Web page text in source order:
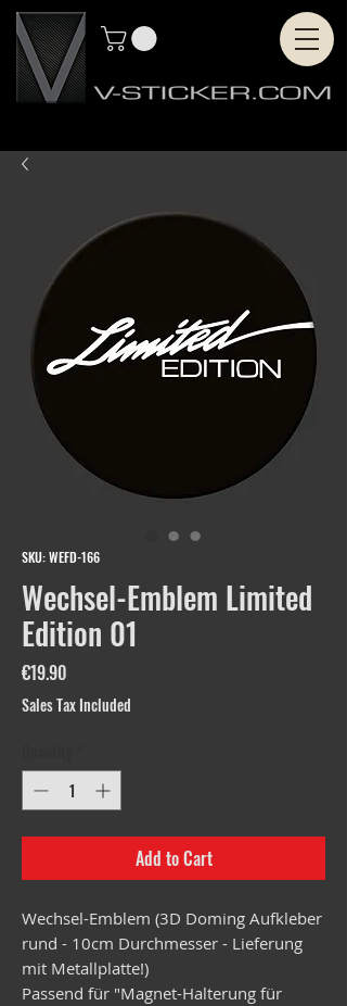
SKU: WEFD-166
Wechsel-Emblem Limited
Edition 01
€19.90
Sales Tax Included
Add to Cart
Wechsel-Emblem (3D Doming Aufkleber
rund - 10cm Durchmesser - Lieferung
mit Metallplatte!)
Passend für "Magnet-Halterung für